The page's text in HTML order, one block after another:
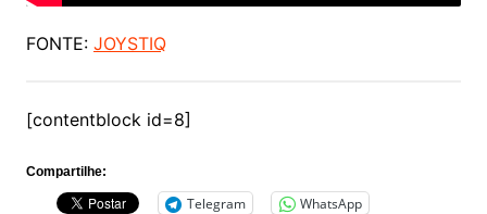
FONTE: JOYSTIQ
[contentblock id=8]
Compartilhe:
Telegram WhatsApp